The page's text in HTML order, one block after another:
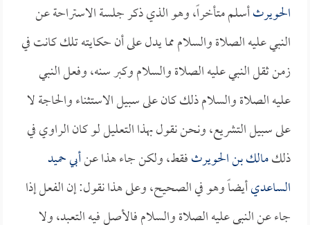
الحويرثأسلم متأخراً، وهو الذي ذكر جلسة الاستراحة عن
النبي عليه الصلاة والسلام مما يدل على أن حكايته تلك كانت في
زمن ثقل النبي عليه الصلاة والسلام وكبر سنه، وفعل النبي
عليه الصلاة والسلام ذلك كان على سبيل الاستثناء والحاجة لا
على سبيل التشريع، ونحن نقول بهذا التعليل لو كان الراوي في
ذلكمالك بن الحويرثفقط، ولكن جاء هذا عنأبي حميد
الساعديأيضاً وهو في الصحيح، وعلى هذا نقول: إن الفعل إذا
جاء عن النبي عليه الصلاة والسلام فالأصل فيه التعبد، ولا